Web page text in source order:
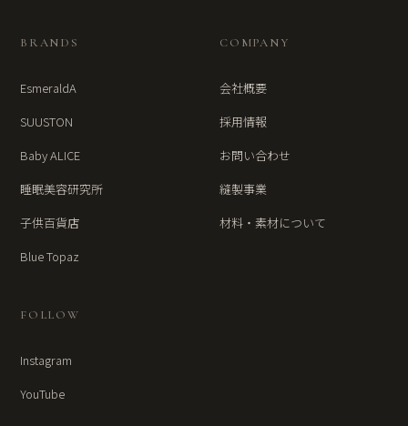
BRANDS
EsmeraldA
SUUSTON
Baby ALICE
睡眠美容研究所
子供百貨店
Blue Topaz
COMPANY
会社概要
採用情報
お問い合わせ
縫製事業
材料・素材について
FOLLOW
Instagram
YouTube